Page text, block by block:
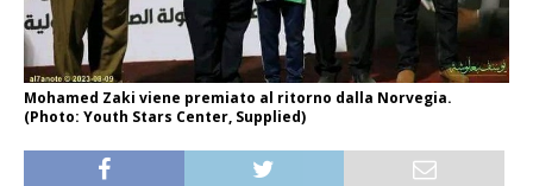
Mohamed Zaki viene premiato al ritorno dalla Norvegia.
(Photo: Youth Stars Center, Supplied)